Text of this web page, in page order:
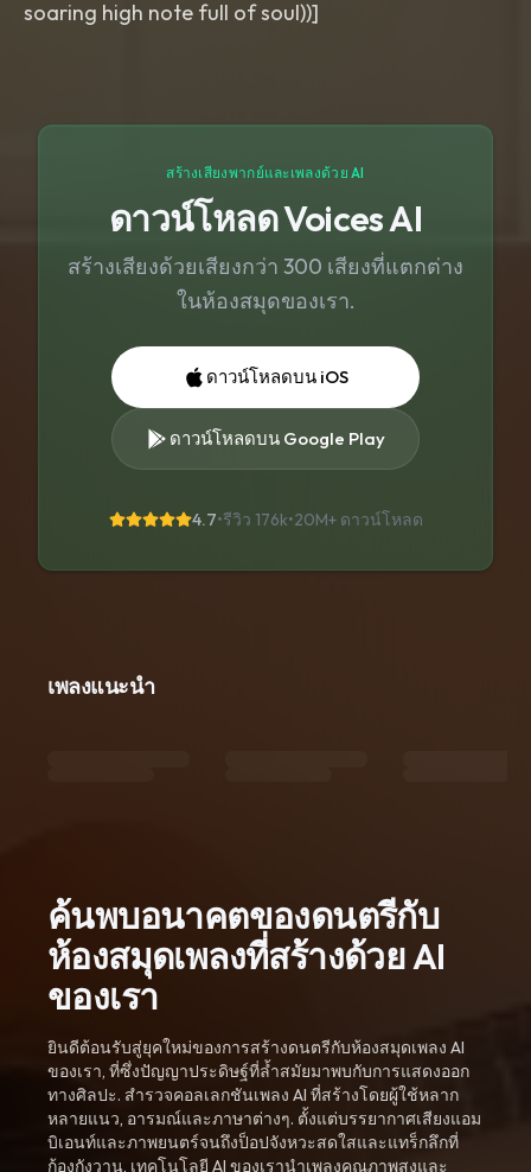
soaring high note full of soul))]
สร้างเสียงพากย์และเพลงด้วย AI
ดาวน์โหลด Voices AI
สร้างเสียงด้วยเสียงกว่า 300 เสียงที่แตกต่าง
ในห้องสมุดของเรา.
ดาวน์โหลดบน iOS
ดาวน์โหลดบน Google Play
4.7•รีวิว 176k•20M+ ดาวน์โหลด
เพลงแนะนำ
ค้นพบอนาคตของดนตรีกับ
ห้องสมุดเพลงที่สร้างด้วย AI
ของเรา
ยินดีต้อนรับสู่ยุคใหม่ของการสร้างดนตรีกับห้องสมุดเพลง AI
ของเรา, ที่ซึ่งปัญญาประดิษฐ์ที่ล้ำสมัยมาพบกับการแสดงออก
ทางศิลปะ. สำรวจคอลเลกชันเพลง AI ที่สร้างโดยผู้ใช้หลาก
หลายแนว, อารมณ์และภาษาต่างๆ. ตั้งแต่บรรยากาศเสียงแอม
บิเอนท์และภาพยนตร์จนถึงป็อปจังหวะสดใสและแทร็กลึกที่
ก้องกังวาน, เทคโนโลยี AI ของเรานำเพลงคุณภาพสูงและ